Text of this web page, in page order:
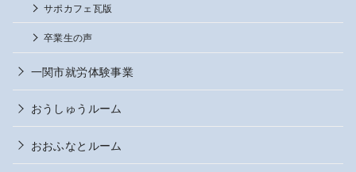
サポカフェ瓦版
卒業生の声
一関市就労体験事業
おうしゅうルーム
おおふなとルーム